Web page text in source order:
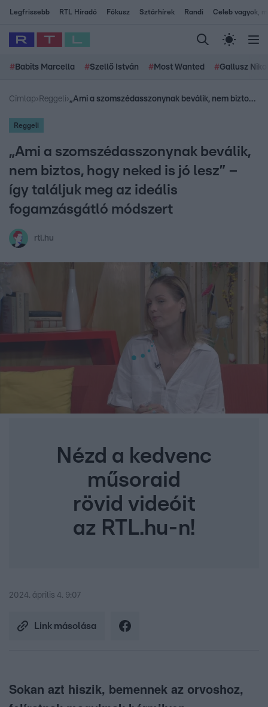
Legfrissebb RTL Híradó Fókusz Sztárhírek Randi Celeb vagyok,
# Babits Marcella #Szellő István # Most Wanted #Gallusz
Címlap› Reggeli› „Ami a szomszédasszonynak beválik, nem biztos, hogy neked is jó lesz” – így találjuk meg az ideális fogamzásgátló módszert
Reggeli
„Ami a szomszédasszonynak beválik,
nem biztos, hogy neked is jó lesz” –
így találjuk meg az ideális
fogamzásgátló módszert
rtl.hu
Nézd a kedvenc
műsoraid
rövid videóit
az RTL.hu-n!
2024. április 4. 9:07
Link másolása
Sokan azt hiszik, bemennek az orvoshoz,